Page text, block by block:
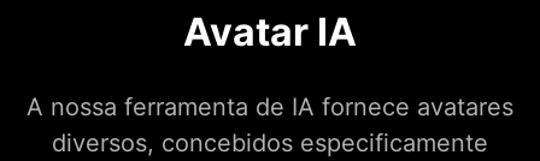
Avatar IA
A nossa ferramenta de IA fornece avatares
diversos, concebidos especificamente